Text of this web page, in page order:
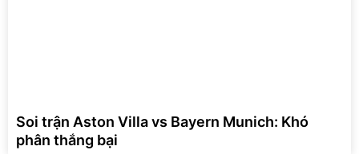
Soi trận Aston Villa vs Bayern Munich: Khó
phân thắng bại